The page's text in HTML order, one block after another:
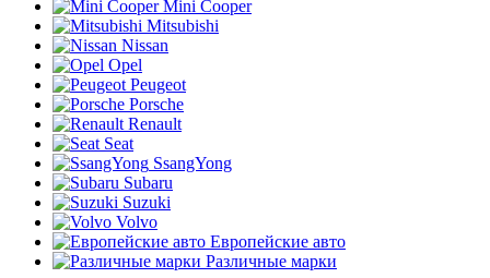
Mini Cooper
Mitsubishi
Nissan
Opel
Peugeot
Porsche
Renault
Seat
SsangYong
Subaru
Suzuki
Volvo
Европейские авто
Различные марки